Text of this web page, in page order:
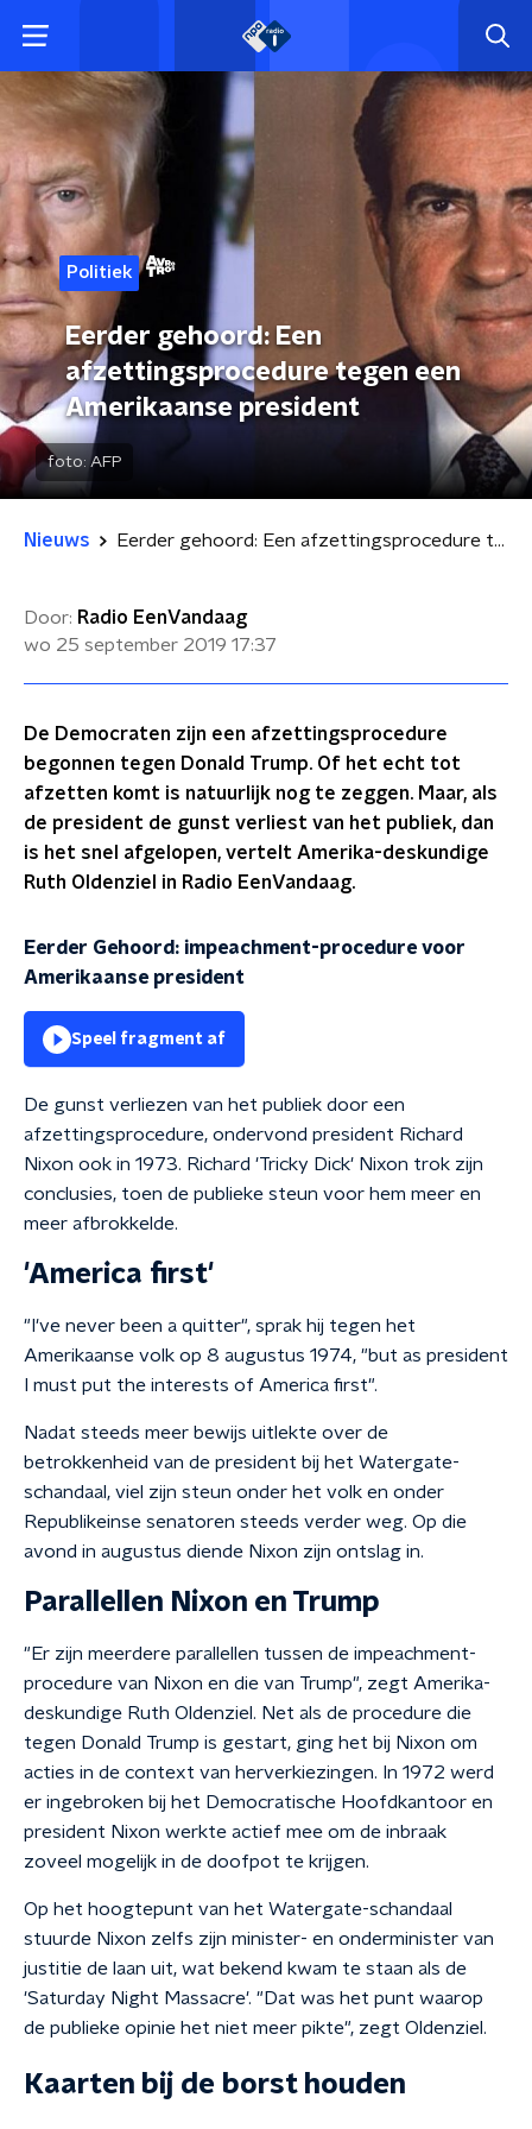
Politiek
Eerder gehoord: Een
afzettingsprocedure tegen een
Amerikaanse president
foto:AFP
Nieuws Eerder gehoord: Een afzettingsprocedure tegen een Amerikaanse president
Door: Radio EenVandaag
wo 25 september 2019 17:37
De Democraten zijn een afzettingsprocedure
begonnen tegen Donald Trump. Of het echt tot
afzetten komt is natuurlijk nog te zeggen. Maar, als
de president de gunst verliest van het publiek, dan
is het snel afgelopen, vertelt Amerika-deskundige
Ruth Oldenziel in Radio EenVandaag.
Eerder Gehoord: impeachment-procedure voor
Amerikaanse president
Speel fragment af
De gunst verliezen van het publiek door een
afzettingsprocedure, ondervond president Richard
Nixon ook in 1973. Richard 'Tricky Dick' Nixon trok zijn
conclusies, toen de publieke steun voor hem meer en
meer afbrokkelde.
'America first'
"I've never been a quitter", sprak hij tegen het
Amerikaanse volk op 8 augustus 1974, "but as president
I must put the interests of America first".
Nadat steeds meer bewijs uitlekte over de
betrokkenheid van de president bij het Watergate-
schandaal, viel zijn steun onder het volk en onder
Republikeinse senatoren steeds verder weg. Op die
avond in augustus diende Nixon zijn ontslag in.
Parallellen Nixon en Trump
"Er zijn meerdere parallellen tussen de impeachment-
procedure van Nixon en die van Trump", zegt Amerika-
deskundige Ruth Oldenziel. Net als de procedure die
tegen Donald Trump is gestart, ging het bij Nixon om
acties in de context van herverkiezingen. In 1972 werd
er ingebroken bij het Democratische Hoofdkantoor en
president Nixon werkte actief mee om de inbraak
zoveel mogelijk in de doofpot te krijgen.
Op het hoogtepunt van het Watergate-schandaal
stuurde Nixon zelfs zijn minister- en onderminister van
justitie de laan uit, wat bekend kwam te staan als de
'Saturday Night Massacre'. "Dat was het punt waarop
de publieke opinie het niet meer pikte", zegt Oldenziel.
Kaarten bij de borst houden